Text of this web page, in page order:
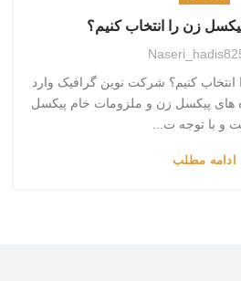
زن را انتخاب کنیم؟
کنیم؟ شرکت نوین گرافیک وارد
های پیکسل زن و ملزومات خام پیکسل
و با توجه ت...
ادامه مطلب